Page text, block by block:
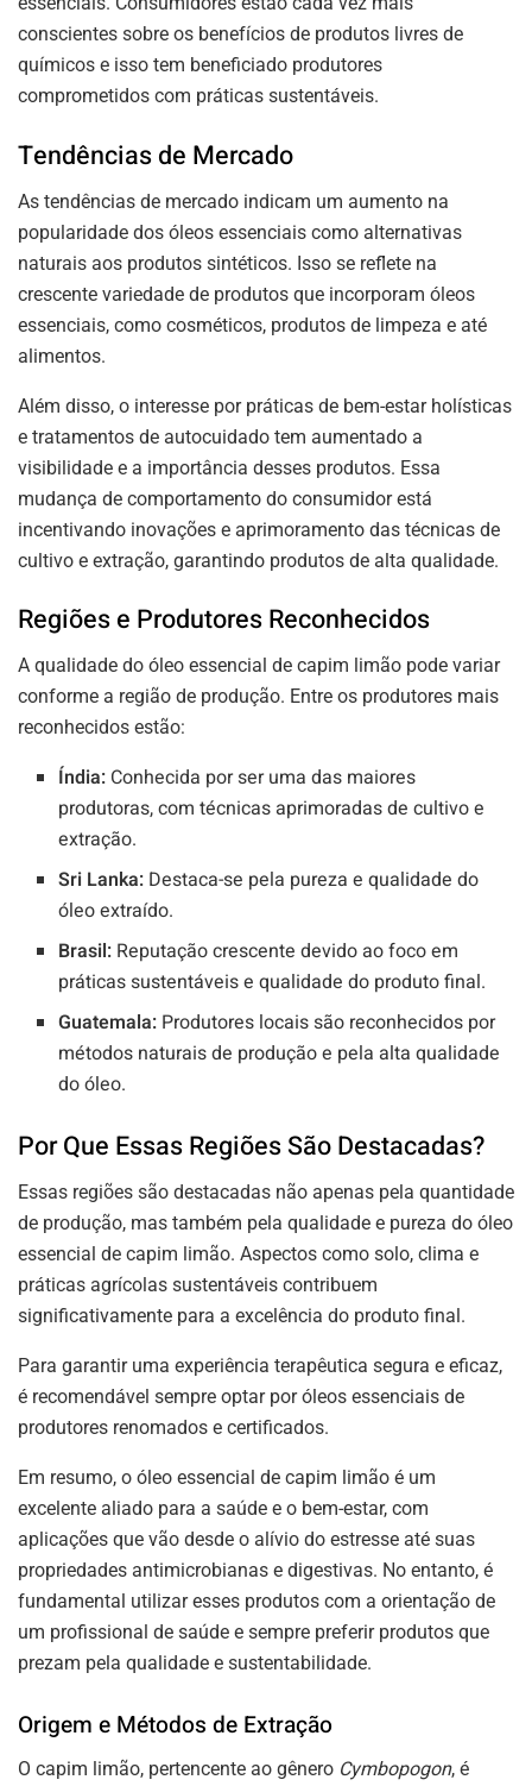
conscientes sobre os benefícios de produtos livres de
químicos e isso tem beneficiado produtores
comprometidos com práticas sustentáveis.
Tendências de Mercado
As tendências de mercado indicam um aumento na
popularidade dos óleos essenciais como alternativas
naturais aos produtos sintéticos. Isso se reflete na
crescente variedade de produtos que incorporam óleos
essenciais, como cosméticos, produtos de limpeza e até
alimentos.
Além disso, o interesse por práticas de bem-estar holísticas
e tratamentos de autocuidado tem aumentado a
visibilidade e a importância desses produtos. Essa
mudança de comportamento do consumidor está
incentivando inovações e aprimoramento das técnicas de
cultivo e extração, garantindo produtos de alta qualidade.
Regiões e Produtores Reconhecidos
A qualidade do óleo essencial de capim limão pode variar
conforme a região de produção. Entre os produtores mais
reconhecidos estão:
Índia: Conhecida por ser uma das maiores
produtoras, com técnicas aprimoradas de cultivo e
extração.
Sri Lanka: Destaca-se pela pureza e qualidade do
óleo extraído.
Brasil: Reputação crescente devido ao foco em
práticas sustentáveis e qualidade do produto final.
Guatemala: Produtores locais são reconhecidos por
métodos naturais de produção e pela alta qualidade
do óleo.
Por Que Essas Regiões São Destacadas?
Essas regiões são destacadas não apenas pela quantidade
de produção, mas também pela qualidade e pureza do óleo
essencial de capim limão. Aspectos como solo, clima e
práticas agrícolas sustentáveis contribuem
significativamente para a excelência do produto final.
Para garantir uma experiência terapêutica segura e eficaz,
é recomendável sempre optar por óleos essenciais de
produtores renomados e certificados.
Em resumo, o óleo essencial de capim limão é um
excelente aliado para a saúde e o bem-estar, com
aplicações que vão desde o alívio do estresse até suas
propriedades antimicrobianas e digestivas. No entanto, é
fundamental utilizar esses produtos com a orientação de
um profissional de saúde e sempre preferir produtos que
prezam pela qualidade e sustentabilidade.
Origem e Métodos de Extração
O capim limão, pertencente ao gênero Cymbopogon, é